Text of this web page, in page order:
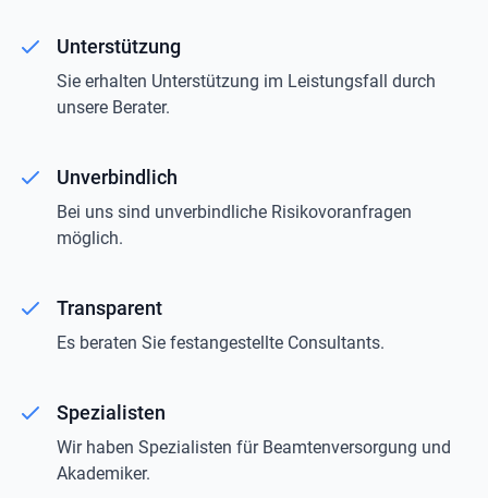
Unterstützung
Sie erhalten Unterstützung im Leistungsfall durch
unsere Berater.
Unverbindlich
Bei uns sind unverbindliche Risikovoranfragen
möglich.
Transparent
Es beraten Sie festangestellte Consultants.
Spezialisten
Wir haben Spezialisten für Beamtenversorgung und
Akademiker.